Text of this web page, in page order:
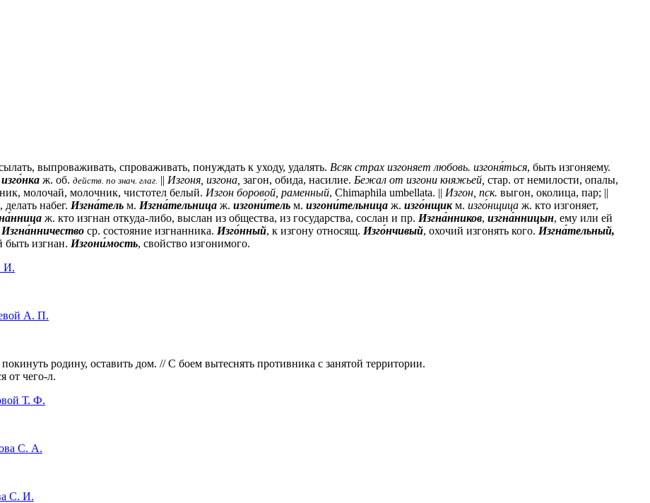
выпроваживать, спроваживать, понуждать к уходу, удалять. Всяк страх изгоняет любовь. изгоня́ться, быть изгоняему.
ж. об. действ. по знач. глаг. || Изгоня, изгона, загон, обида, насилие. Бежал от изгони княжьей, стар. от немилости, опалы,
молочай, молочник, чистотел белый. Изгон боровой, раменный, Chimaphila umbellata. || Изгон, пск. выгон, околица, пар; ||
делать набег. Изгна́тель м. Изгна́тельница ж. изгони́тель м. изгони́тельница ж. изго́нщик м. изго́нщица ж. кто изгоняет,
ж. кто изгнан откуда-либо, выслан из общества, из государства, сослан и пр. Изгна́нников, изгна́нницын, ему или ей
Изгна́нничество ср. состояние изгнанника. Изго́нный, к изгону относящ. Изго́нчивый, охочий изгонять кого. Изгна́тельный,
быть изгнан. Изгони́мость, свойство изгонимого.
И.
А. П.
родину, оставить дом. // С боем вытеснять противника с занятой территории.
от чего-л.
Т. Ф.
С. А.
C. И.